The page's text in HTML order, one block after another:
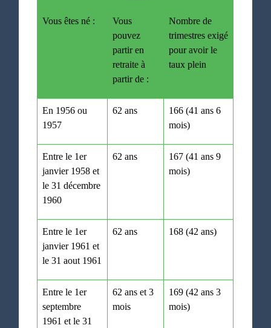
Vous êtes né :
Vous
pouvez
partir en
retraite à
partir de :
Nombre de
trimestres exigé
pour avoir le
taux plein
En 1956 ou
1957
62 ans
166 (41 ans 6
mois)
Entre le 1er
janvier 1958 et
le 31 décembre
1960
62 ans
167 (41 ans 9
mois)
Entre le 1er
janvier 1961 et
le 31 aout 1961
62 ans 168 (42 ans)
Entre le 1er
septembre
1961 et le 31
62 ans et 3
mois
169 (42 ans 3
mois)